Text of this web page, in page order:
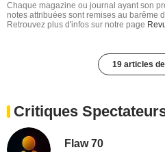
Chaque magazine ou journal ayant son
notes attribuées sont remises au barême
Retrouvez plus d'infos sur notre page
19 articles
Critiques
Flaw 70